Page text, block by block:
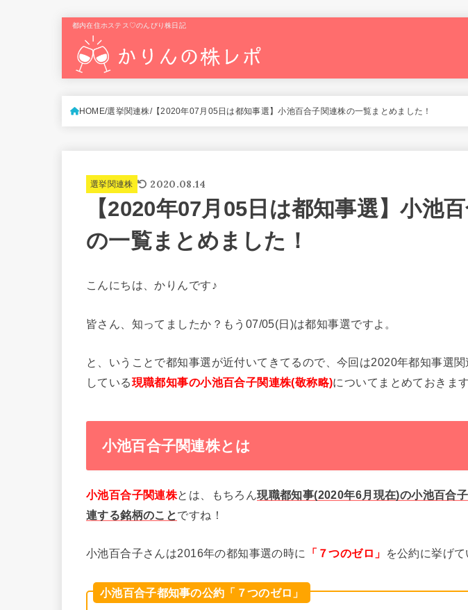
都内在住ホステス♡のんびり株日記
HOME 選挙関連株 【2020年07月05日は都知事選】小池百合子関連株の一覧まとめました！
選挙関連株 2020.08.14
【2020年07月05日は都知事選】小池
の一覧まとめました！
こんにちは、かりんです♪
皆さん、知ってましたか？もう07/05(日)は都知事選ですよ。
と、いうことで都知事選が近付いてきてるので、今回は2020年都知事選
している現職都知事の小池百合子関連株(敬称略)についてまとめておきます
小池百合子関連株とは
小池百合子関連株とは、もちろん現職都知事(2020年6月現在)の小池百合
連する銘柄のことですね！
小池百合子さんは2016年の都知事選の時に 「７つのゼロ」 を公約に挙げて
小池百合子都知事の公約「７つのゼロ」